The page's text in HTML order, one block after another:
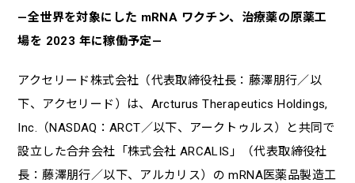
—全世界を対象にした mRNA ワクチン、治療薬の原薬工
場を 2023 年に稼働予定—
アクセリード株式会社（代表取締役社長：藤澤朋行／以
下、アクセリード）は、Arcturus Therapeutics Holdings,
Inc.（NASDAQ：ARCT／以下、アークトゥルス）と共同で
設立した合弁会社「株式会社 ARCALIS」（代表取締役社
長：藤澤朋行／以下、アルカリス）の mRNA医薬品製造工